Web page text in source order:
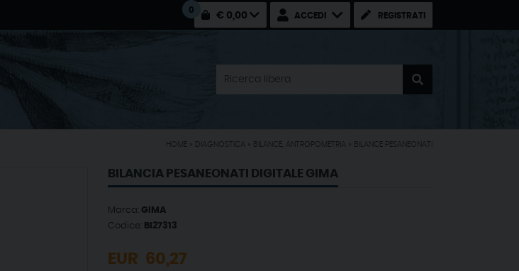
REGISTRATI
ACCEDI
0
€ 0,00
HOME DIAGNOSTICA BILANCE, ANTROPOMETRIA BILANCE PESANEONATI
BILANCIA PESANEONATI DIGITALE GIMA
Marca: GIMA
Codice:
BI27313
EUR 60,27